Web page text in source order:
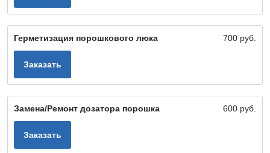
Герметизация порошкового люка 700 руб.
Заказать
Замена/Ремонт дозатора порошка 600 руб.
Заказать